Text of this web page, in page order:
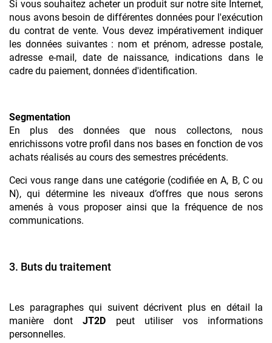
Si vous souhaitez acheter un produit sur notre site Internet,
nous avons besoin de différentes données pour l'exécution
du contrat de vente. Vous devez impérativement indiquer
les données suivantes : nom et prénom, adresse postale,
adresse e-mail, date de naissance, indications dans le
cadre du paiement, données d'identification.
Segmentation
En plus des données que nous collectons, nous
enrichissons votre profil dans nos bases en fonction de vos
achats réalisés au cours des semestres précédents.
Ceci vous range dans une catégorie (codifiée en A, B, C ou
N), qui détermine les niveaux d’offres que nous serons
amenés à vous proposer ainsi que la fréquence de nos
communications.
3. Buts du traitement
Les paragraphes qui suivent décrivent plus en détail la
manière dontJT2D peut utiliser vos informations
personnelles.